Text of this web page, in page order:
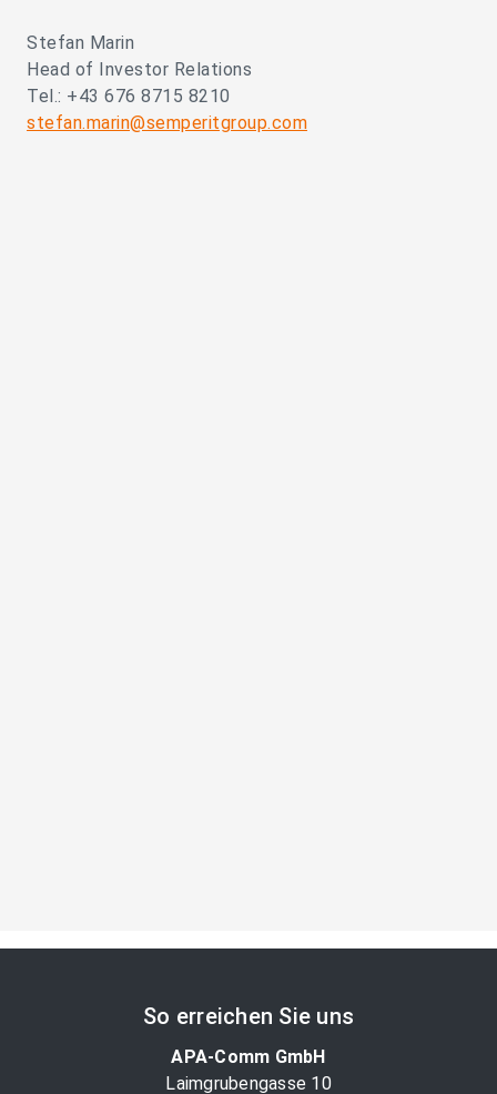
Stefan Marin
Head of Investor Relations
Tel.: +43 676 8715 8210
stefan.marin@semperitgroup.com
So erreichen Sie uns
APA-Comm GmbH
Laimgrubengasse 10